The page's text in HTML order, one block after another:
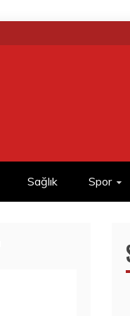
Sağlık Spor